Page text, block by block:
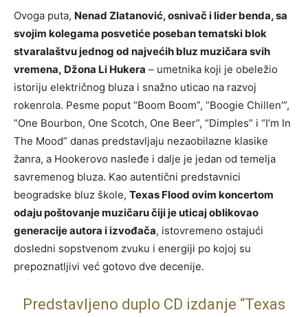
Ovoga puta, Nenad Zlatanović, osnivač i lider benda, sa
svojim kolegama posvetiće poseban tematski blok
stvaralaštvu jednog od najvećih bluz muzičara svih
vremena, Džona Li Hukera – umetnika koji je obeležio
istoriju električnog bluza i snažno uticao na razvoj
rokenrola. Pesme poput “Boom Boom”, “Boogie Chillen’”,
“One Bourbon, One Scotch, One Beer”, “Dimples” i “I’m In
The Mood” danas predstavljaju nezaobilazne klasike
žanra, a Hookerovo nasleđe i dalje je jedan od temelja
savremenog bluza. Kao autentični predstavnici
beogradske bluz škole, Texas Flood ovim koncertom
odaju poštovanje muzičaru čiji je uticaj oblikovao
generacije autora i izvođača, istovremeno ostajući
dosledni sopstvenom zvuku i energiji po kojoj su
prepoznatljivi već gotovo dve decenije.
Predstavljeno duplo CD izdanje “Texas